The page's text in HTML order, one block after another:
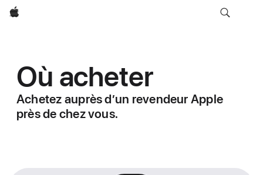
Apple
Où acheter
Achetez auprès d’un revendeur Apple
près de chez vous.